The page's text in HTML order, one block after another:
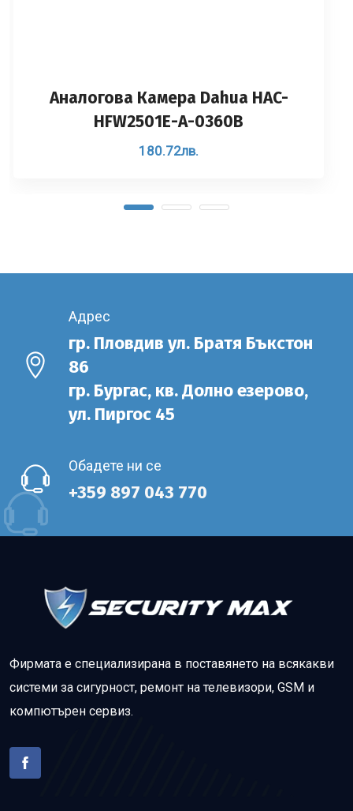
Аналоговa Камерa Dahua HAC-
HFW2501E-A-0360B
180.72лв.
Адрес
гр. Пловдив ул. Братя Бъкстон
86
гр. Бургас, кв. Долно езерово,
ул. Пиргос 45
Обадете ни се
+359 897 043 770
Фирмата е специализирана в поставянето на всякакви
системи за сигурност, ремонт на телевизори, GSM и
компютърен сервиз.